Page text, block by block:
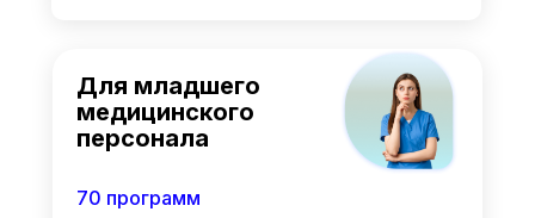
Для младшего
медицинского
персонала
70 программ